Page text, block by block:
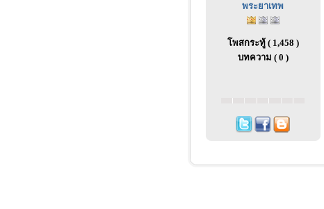
พระยาเทพ
โพสกระทู้ ( 1,458 )
บทความ ( 0 )